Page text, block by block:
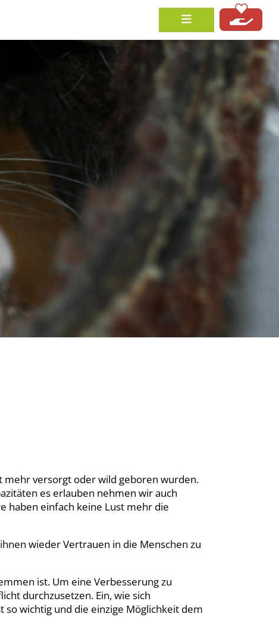
mehr versorgt oder wild geboren wurden.
es erlauben nehmen wir auch
haben einfach keine Lust mehr die
wieder Vertrauen in die Menschen zu
ist. Um eine Verbesserung zu
durchzusetzen. Ein, wie sich
wichtig und die einzige Möglichkeit dem